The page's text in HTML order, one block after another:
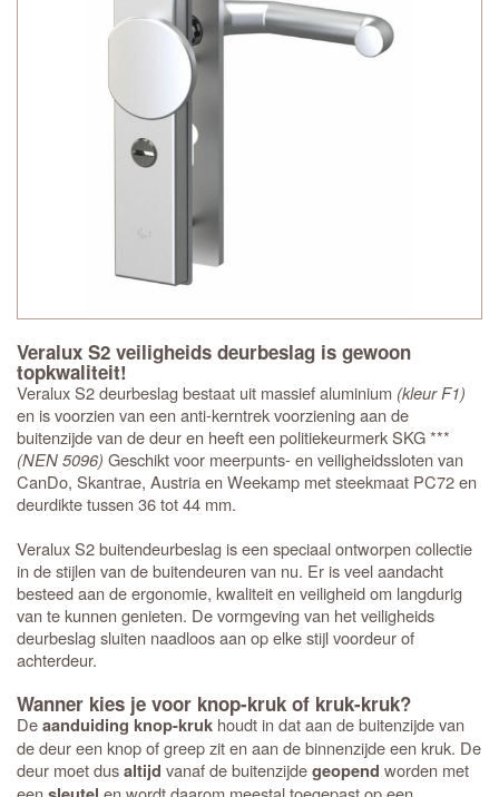
Veralux S2 veiligheids deurbeslag is gewoon
topkwaliteit!
Veralux S2 deurbeslag bestaat uit massief aluminium (kleur F1)
en is voorzien van een anti-kerntrek voorziening aan de
buitenzijde van de deur en heeft een politiekeurmerk SKG ***
(NEN 5096) Geschikt voor meerpunts- en veiligheidssloten van
CanDo, Skantrae, Austria en Weekamp met steekmaat PC72 en
deurdikte tussen 36 tot 44 mm.
Veralux S2 buitendeurbeslag is een speciaal ontworpen collectie
in de stijlen van de buitendeuren van nu. Er is veel aandacht
besteed aan de ergonomie, kwaliteit en veiligheid om langdurig
van te kunnen genieten. De vormgeving van het veiligheids
deurbeslag sluiten naadloos aan op elke stijl voordeur of
achterdeur.
Wanner kies je voor knop-kruk of kruk-kruk?
Deaanduiding knop-kruk houdt in dat aan de buitenzijde van
de deur een knop of greep zit en aan de binnenzijde een kruk. De
deur moet dusaltijd vanaf de buitenzijdegeopend worden met